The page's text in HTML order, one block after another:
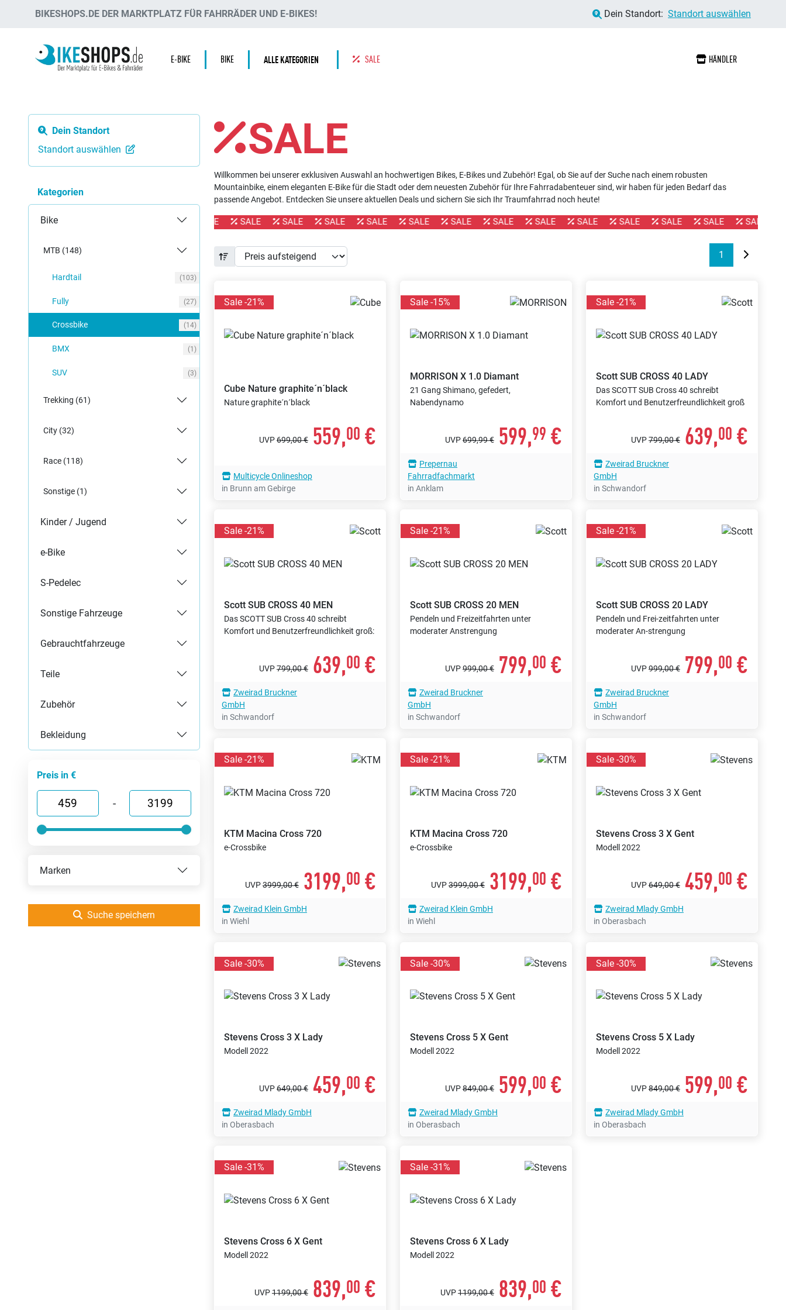
BIKESHOPS.DE DER MARKTPLATZ FÜR FAHRRÄDER UND E-BIKES! Dein Standort: Standort auswählen
E-BIKE BIKE ALLE KATEGORIEN SALE HÄNDLER
Dein Standort
Standort auswählen
Kategorien
Bike
MTB (148)
Hardtail (103)
Fully (27)
Crossbike (14)
BMX (1)
SUV (3)
Trekking (61)
City (32)
Race (118)
Sonstige (1)
Kinder / Jugend
e-Bike
S-Pedelec
Sonstige Fahrzeuge
Gebrauchtfahrzeuge
Teile
Zubehör
Bekleidung
Preis in €
-
Marken
Suche speichern
SALE
Willkommen bei unserer exklusiven Auswahl an hochwertigen Bikes, E-Bikes und Zubehör! Egal, ob Sie auf der Suche nach einem robusten
Mountainbike, einem eleganten E-Bike für die Stadt oder dem neuesten Zubehör für Ihre Fahrradabenteuer sind, wir haben für jeden Bedarf das
passende Angebot. Entdecken Sie unsere aktuellen Deals und sichern Sie sich Ihr Traumfahrrad noch heute!
SALE SALE SALE SALE SALE SALE SALE SALE SALE SALE SALE SALE SALE SALE SALE
1
Sale -21%
Cube Nature graphite´n´black
Nature graphite´n´black
UVP699,00 € 559,00 €
Multicycle Onlineshop
in Brunn am Gebirge
Sale -15%
MORRISON X 1.0 Diamant
21 Gang Shimano, gefedert,
Nabendynamo
UVP699,99 € 599,99 €
Prepernau
Fahrradfachmarkt
in Anklam
Sale -21%
Scott SUB CROSS 40 LADY
Das SCOTT SUB Cross 40 schreibt
Komfort und Benutzerfreundlichkeit groß
UVP799,00 € 639,00 €
Zweirad Bruckner
GmbH
in Schwandorf
Sale -21%
Scott SUB CROSS 40 MEN
Das SCOTT SUB Cross 40 schreibt
Komfort und Benutzerfreundlichkeit groß:
UVP799,00 € 639,00 €
Zweirad Bruckner
GmbH
in Schwandorf
Sale -21%
Scott SUB CROSS 20 MEN
Pendeln und Freizeitfahrten unter
moderater Anstrengung
UVP999,00 € 799,00 €
Zweirad Bruckner
GmbH
in Schwandorf
Sale -21%
Scott SUB CROSS 20 LADY
Pendeln und Frei-zeitfahrten unter
moderater An-strengung
UVP999,00 € 799,00 €
Zweirad Bruckner
GmbH
in Schwandorf
Sale -21%
KTM Macina Cross 720
e-Crossbike
UVP3999,00 € 3199,00 €
Zweirad Klein GmbH
in Wiehl
Sale -21%
KTM Macina Cross 720
e-Crossbike
UVP3999,00 € 3199,00 €
Zweirad Klein GmbH
in Wiehl
Sale -30%
Stevens Cross 3 X Gent
Modell 2022
UVP649,00 € 459,00 €
Zweirad Mlady GmbH
in Oberasbach
Sale -30%
Stevens Cross 3 X Lady
Modell 2022
UVP649,00 € 459,00 €
Zweirad Mlady GmbH
in Oberasbach
Sale -30%
Stevens Cross 5 X Gent
Modell 2022
UVP849,00 € 599,00 €
Zweirad Mlady GmbH
in Oberasbach
Sale -30%
Stevens Cross 5 X Lady
Modell 2022
UVP849,00 € 599,00 €
Zweirad Mlady GmbH
in Oberasbach
Sale -31%
Stevens Cross 6 X Gent
Modell 2022
UVP1199,00 € 839,00 €
Sale -31%
Stevens Cross 6 X Lady
Modell 2022
UVP1199,00 € 839,00 €